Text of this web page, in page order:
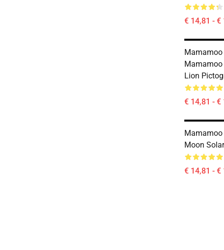
€ 14,81 - €
Mamamoo
Lion
€ 14,81 - €
Mamamoo
Moon
€ 14,81 - €